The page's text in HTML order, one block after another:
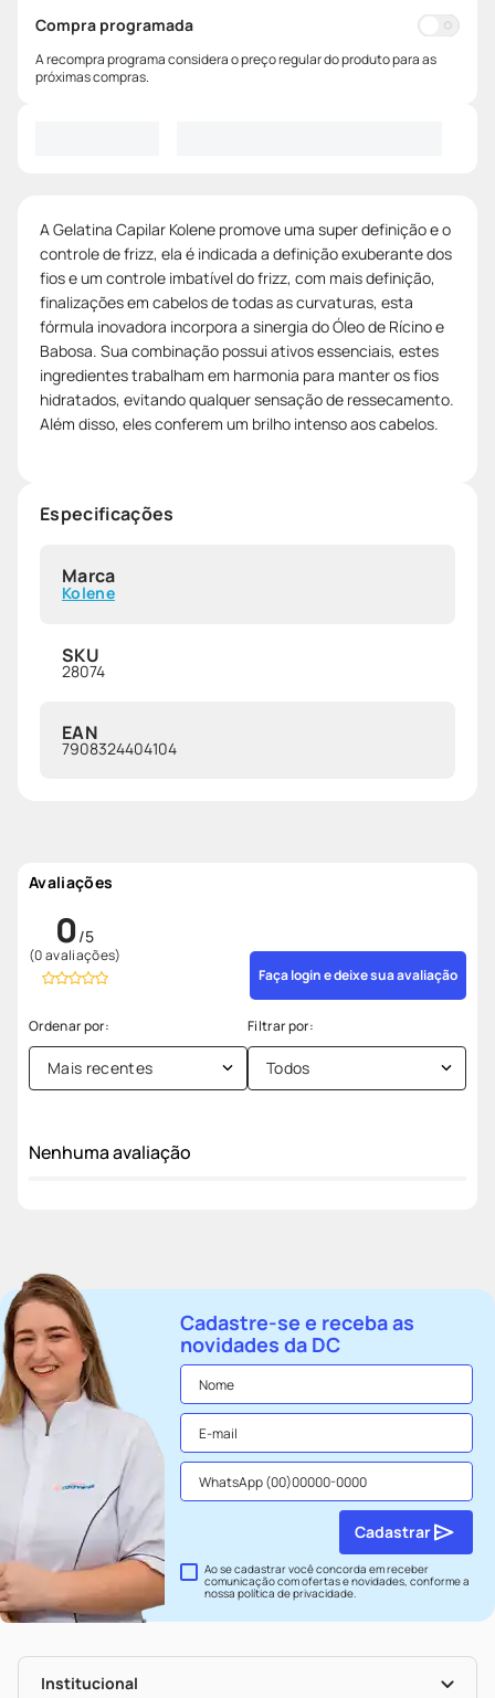
Compra programada
A recompra programa considera o preço regular do produto para as
próximas compras.
A Gelatina Capilar Kolene promove uma super definição e o
controle de frizz, ela é indicada a definição exuberante dos
fios e um controle imbatível do frizz, com mais definição,
finalizações em cabelos de todas as curvaturas, esta
fórmula inovadora incorpora a sinergia do Óleo de Rícino e
Babosa. Sua combinação possui ativos essenciais, estes
ingredientes trabalham em harmonia para manter os fios
hidratados, evitando qualquer sensação de ressecamento.
Além disso, eles conferem um brilho intenso aos cabelos.
Especificações
Marca
Kolene
SKU
28074
EAN
7908324404104
Avaliações
0
(0 avaliações)
Faça login e deixe sua avaliação
Mais recentes Todos
Nenhuma avaliação
Cadastre-se e receba as
novidades da DC
Ao se cadastrar você concorda em receber
comunicação com ofertas e novidades, conforme a
nossapolítica de privacidade.
Cadastrar
Institucional